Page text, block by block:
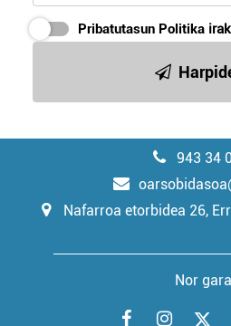
Pribatutasun Politika
943 34
Nafarroa etorbidea 26,
Nor gara